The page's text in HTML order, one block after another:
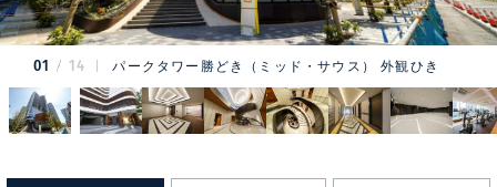
01 14 パークタワー勝どき（ミッド・サウス） 外観ひき